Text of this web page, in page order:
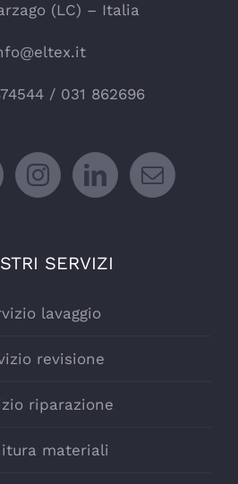
(LC) – Italia
/ 031 862696
SERVIZI
lavaggio
revisione
riparazione
materiali